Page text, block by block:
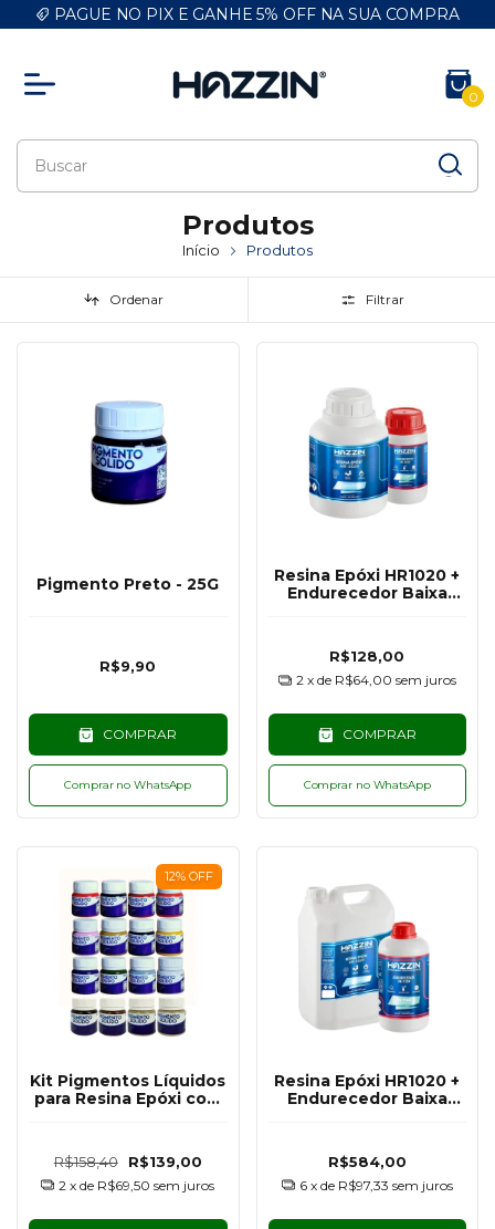
PAGUE NO PIX E GANHE 5% OFF NA SUA COMPRA
0
Produtos
Início Produtos
Ordenar Filtrar
Pigmento Preto - 25G
R$9,90
COMPRAR
Comprar no WhatsApp
Resina Epóxi HR1020 +
Endurecedor Baixa
R$128,00
2 x de R$64,00 sem juros
COMPRAR
Comprar no WhatsApp
12% OFF
Kit Pigmentos Líquidos
para Resina Epóxi com
R$158,40 R$139,00
2 x de R$69,50 sem juros
Resina Epóxi HR1020 +
Endurecedor Baixa
R$584,00
6 x de R$97,33 sem juros